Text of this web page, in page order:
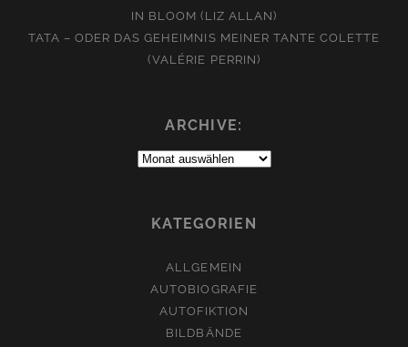
IN BLOOM (LIZ ALLAN)
TATA – ODER DAS GEHEIMNIS MEINER TANTE COLETTE
(VALÉRIE PERRIN)
ARCHIVE:
Archive:
KATEGORIEN
ALLGEMEIN
AUTOBIOGRAFIE
AUTOFIKTION
BILDBÄNDE